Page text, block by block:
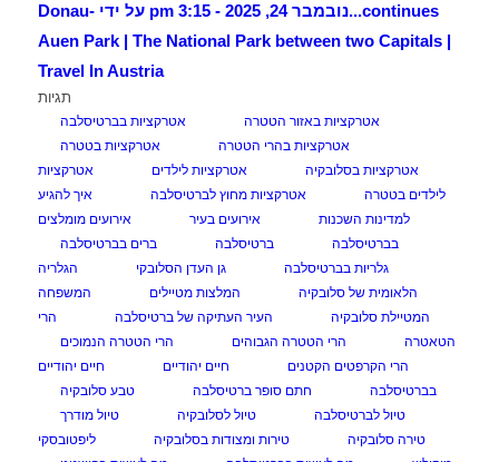
continues...
נובמבר 24, 2025 - 3:15 pm על ידי Donau-
Auen Park | The National Park between two Capitals |
Travel In Austria
תגיות
אטרקציות באזור הטטרה
אטרקציות בברטיסלבה
אטרקציות בהרי הטטרה
אטרקציות בטטרה
אטרקציות בסלובקיה
אטרקציות לילדים
אטרקציות
לילדים בטטרה
אטרקציות מחוץ לברטיסלבה
איך להגיע
למדינות השכנות
אירועים בעיר
אירועים מומלצים
בברטיסלבה
ברטיסלבה
ברים בברטיסלבה
גלריות בברטיסלבה
גן העדן הסלובקי
הגלריה
הלאומית של סלובקיה
המלצות מטיילים
המשפחה
המטיילת סלובקיה
העיר העתיקה של ברטיסלבה
הרי
הטאטרה
הרי הטטרה הגבוהים
הרי הטטרה הנמוכים
הרי הקרפטים הקטנים
חיים יהודיים
חיים יהודיים
בברטיסלבה
חתם סופר ברטיסלבה
טבע סלובקיה
טיול לברטיסלבה
טיול לסלובקיה
טיול מודרך
טירה סלובקיה
טירות ומצודות בסלובקיה
ליפטובסקי